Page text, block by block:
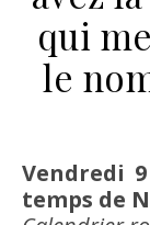
qui
le
Vendredi 9 Janvier 2026 – Vendredi du
temps de